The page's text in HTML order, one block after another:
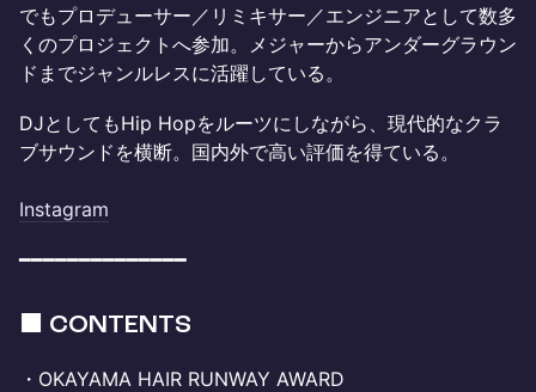
でもプロデューサー／リミキサー／エンジニアとして数多
くのプロジェクトへ参加。メジャーからアンダーグラウン
ドまでジャンルレスに活躍している。
DJとしてもHip Hopをルーツにしながら、現代的なクラ
ブサウンドを横断。国内外で高い評価を得ている。
Instagram
━━━━━━━━━━━━━━
■ CONTENTS
・OKAYAMA HAIR RUNWAY AWARD